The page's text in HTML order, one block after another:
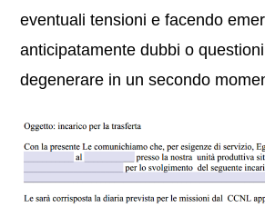
eventuali tensioni e facendo
anticipatamente dubbi o
degenerare in un secondo